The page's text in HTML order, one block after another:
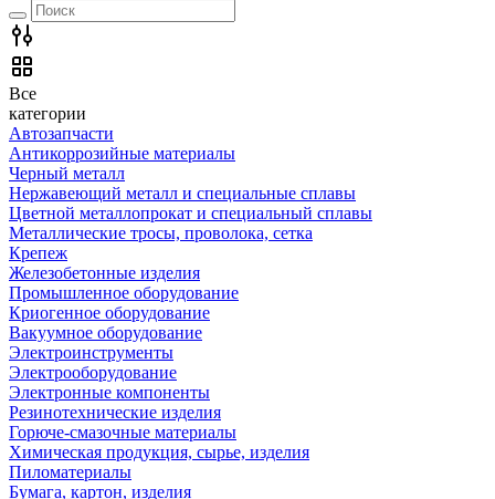
Все
категории
Автозапчасти
Антикоррозийные материалы
Черный металл
Нержавеющий металл и специальные сплавы
Цветной металлопрокат и специальный сплавы
Металлические тросы, проволока, сетка
Крепеж
Железобетонные изделия
Промышленное оборудование
Криогенное оборудование
Вакуумное оборудование
Электроинструменты
Электрооборудование
Электронные компоненты
Резинотехнические изделия
Горюче-смазочные материалы
Химическая продукция, сырье, изделия
Пиломатериалы
Бумага, картон, изделия